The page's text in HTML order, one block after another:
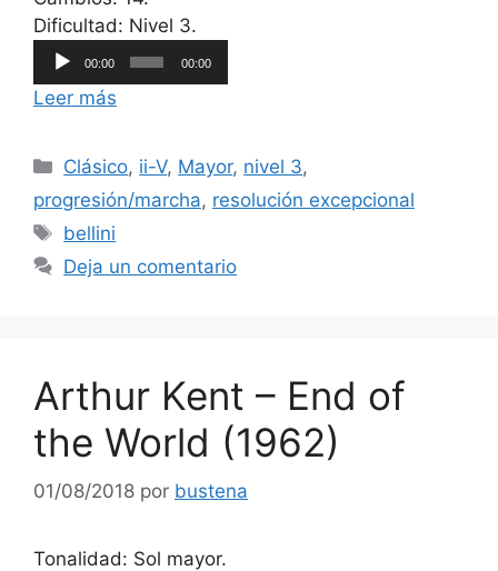
Dificultad: Nivel 3.
audio
00:00 00:00
Leer más
Categorías
Clásico, ii-V, Mayor, nivel 3,
progresión/marcha, resolución excepcional
Etiquetas
bellini
Deja un comentario
Arthur Kent – End of
the World (1962)
01/08/2018 por bustena
Tonalidad: Sol mayor.